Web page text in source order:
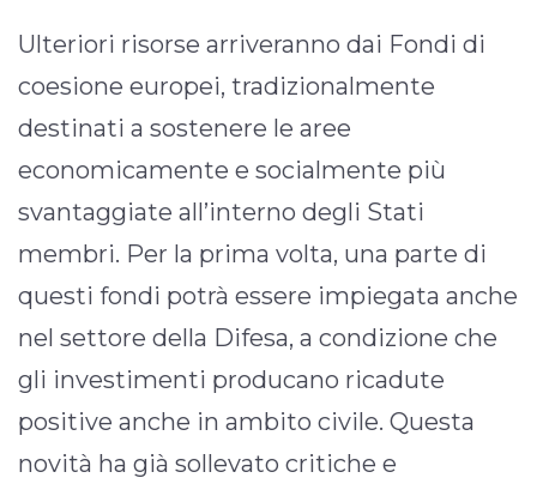
Ulteriori risorse arriveranno dai Fondi di
coesione europei, tradizionalmente
destinati a sostenere le aree
economicamente e socialmente più
svantaggiate all’interno degli Stati
membri. Per la prima volta, una parte di
questi fondi potrà essere impiegata anche
nel settore della Difesa, a condizione che
gli investimenti producano ricadute
positive anche in ambito civile. Questa
novità ha già sollevato critiche e